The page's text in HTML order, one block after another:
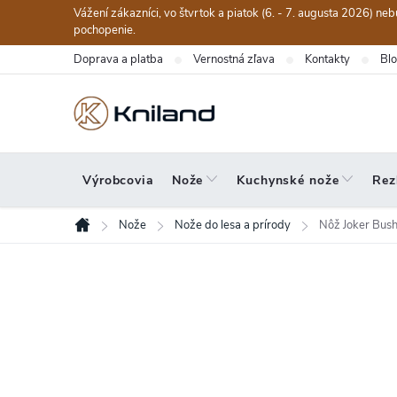
obsah
Vážení zákazníci, vo štvrtok a piatok (6. - 7. augusta 2026)
pochopenie.
Doprava a platba Vernostná zľava Kontakty
Výrobcovia Nože Kuchynské nože
Domov
Nože Nože do lesa a prírody Nôž Joker